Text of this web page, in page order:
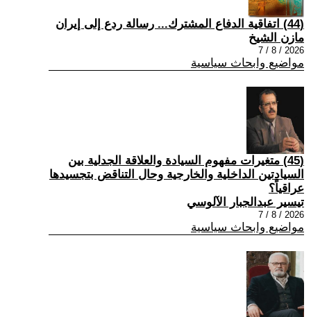
(44) اتفاقية الدفاع المشترك... رسالة ردع إلى إيران
مازن الشيخ
2026 / 8 / 7
مواضيع وابحاث سياسية
(45) متغيرات مفهوم السيادة والعلاقة الجدلية بين
السيادتين الداخلية والخارجية وحال التناقض بتجسيدها
عراقياً؟
تيسير عبدالجبار الآلوسي
2026 / 8 / 7
مواضيع وابحاث سياسية